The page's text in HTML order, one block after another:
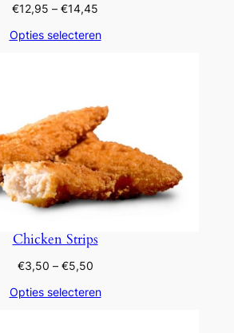
€12,95 – €14,45
tot
Opties selecteren
Chicken Strips
€3,50 – €5,50Prijsklasse:
tot
Opties selecteren